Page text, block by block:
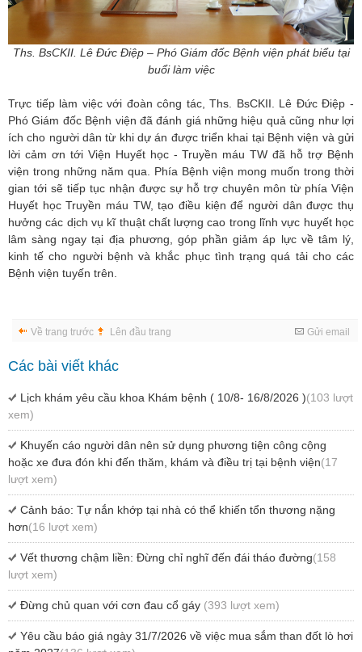
Ths. BsCKII. Lê Đức Điệp – Phó Giám đốc Bệnh viện phát biểu tại
buổi làm việc
Trực tiếp làm việc với đoàn công tác, Ths. BsCKII. Lê Đức Điệp -
Phó Giám đốc Bệnh viện đã đánh giá những hiệu quả cũng như lợi
ích cho người dân từ khi dự án được triển khai tại Bệnh viện và gửi
lời cảm ơn tới Viện Huyết học - Truyền máu TW đã hỗ trợ Bệnh
viện trong những năm qua. Phía Bệnh viện mong muốn trong thời
gian tới sẽ tiếp tục nhận được sự hỗ trợ chuyên môn từ phía Viện
Huyết học Truyền máu TW, tạo điều kiện để người dân được thụ
hưởng các dịch vụ kĩ thuật chất lượng cao trong lĩnh vực huyết học
lâm sàng ngay tại địa phương, góp phần giảm áp lực về tâm lý,
kinh tế cho người bệnh và khắc phục tình trạng quá tải cho các
Bệnh viện tuyến trên.
Về trang trước Lên đầu trang Gửi email
Các bài viết khác
Lịch khám yêu cầu khoa Khám bệnh ( 10/8- 16/8/2026 )(103 lượt
xem)
Khuyến cáo người dân nên sử dụng phương tiện công cộng
hoặc xe đưa đón khi đến thăm, khám và điều trị tại bệnh viện(17
lượt xem)
Cảnh báo: Tự nắn khớp tại nhà có thể khiến tổn thương nặng
hơn(16 lượt xem)
Vết thương chậm liền: Đừng chỉ nghĩ đến đái tháo đường(158
lượt xem)
Đừng chủ quan với cơn đau cổ gáy (393 lượt xem)
Yêu cầu báo giá ngày 31/7/2026 về việc mua sắm than đốt lò hơi